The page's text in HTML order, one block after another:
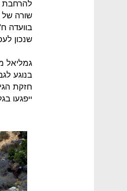
להרחבת
שורה של
בוועדה
שנכון
גמליאל
חזקת
ייפגעו